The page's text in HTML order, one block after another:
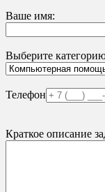
Ваше имя:
Выберите
Телефон
Краткое описание